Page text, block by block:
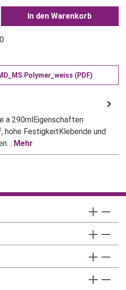
den gewünschten Wert
In den Warenkorb
(PDF)
a 290mlEigenschaften
hohe FestigkeitKlebende und
Mehr